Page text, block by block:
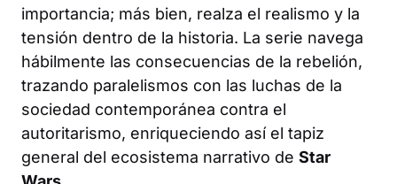
importancia; más bien, realza el realismo y la
tensión dentro de la historia. La serie navega
hábilmente las consecuencias de la rebelión,
trazando paralelismos con las luchas de la
sociedad contemporánea contra el
autoritarismo, enriqueciendo así el tapiz
general del ecosistema narrativo de Star